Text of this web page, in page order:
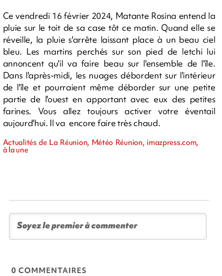
Ce vendredi 16 février 2024, Matante Rosina entend la
pluie sur le toit de sa case tôt ce matin. Quand elle se
réveille, la pluie s'arrête laissant place à un beau ciel
bleu. Les martins perchés sur son pied de letchi lui
annoncent qu'il va faire beau sur l'ensemble de l'île.
Dans l'après-midi, les nuages débordent sur l'intérieur
de l'île et pourraient même déborder sur une petite
partie de l'ouest en apportant avec eux des petites
farines. Vous allez toujours activer votre éventail
aujourd'hui. Il va encore faire très chaud.
Actualités de La Réunion, Météo Réunion, imazpress.com,
à la une
0 COMMENTAIRES